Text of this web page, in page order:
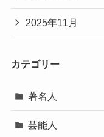
2025年11月
カテゴリー
著名人
芸能人